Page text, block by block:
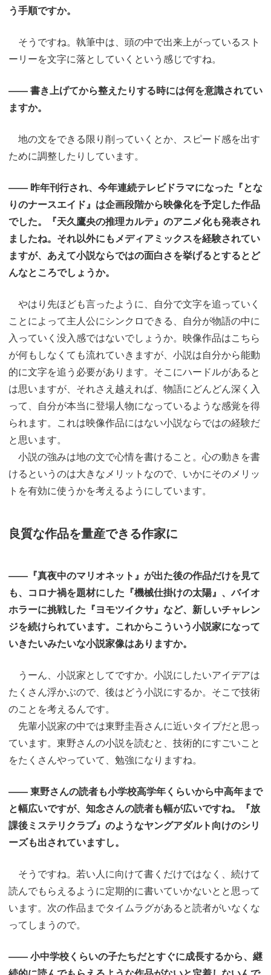
う手順ですか。
そうですね。執筆中は、頭の中で出来上がっているスト
ーリーを文字に落としていくという感じですね。
―― 書き上げてから整えたりする時には何を意識されてい
ますか。
地の文をできる限り削っていくとか、スピード感を出す
ために調整したりしています。
―― 昨年刊行され、今年連続テレビドラマになった『とな
りのナースエイド』は企画段階から映像化を予定した作品
でした。『天久鷹央の推理カルテ』のアニメ化も発表され
ましたね。それ以外にもメディアミックスを経験されてい
ますが、あえて小説ならではの面白さを挙げるとするとど
んなところでしょうか。
やはり先ほども言ったように、自分で文字を追っていく
ことによって主人公にシンクロできる、自分が物語の中に
入っていく没入感ではないでしょうか。映像作品はこちら
が何もしなくても流れていきますが、小説は自分から能動
的に文字を追う必要があります。そこにハードルがあると
は思いますが、それさえ越えれば、物語にどんどん深く入
って、自分が本当に登場人物になっているような感覚を得
られます。これは映像作品にはない小説ならではの経験だ
と思います。
小説の強みは地の文で心情を書けること。心の動きを書
けるというのは大きなメリットなので、いかにそのメリッ
トを有効に使うかを考えるようにしています。
良質な作品を量産できる作家に
――『真夜中のマリオネット』が出た後の作品だけを見て
も、コロナ禍を題材にした『機械仕掛けの太陽』、バイオ
ホラーに挑戦した『ヨモツイクサ』など、新しいチャレン
ジを続けられています。これからこういう小説家になって
いきたいみたいな小説家像はありますか。
うーん、小説家としてですか。小説にしたいアイデアは
たくさん浮かぶので、後はどう小説にするか。そこで技術
のことを考えるんです。
先輩小説家の中では東野圭吾さんに近いタイプだと思っ
ています。東野さんの小説を読むと、技術的にすごいこと
をたくさんやっていて、勉強になりますね。
―― 東野さんの読者も小学校高学年くらいから中高年まで
と幅広いですが、知念さんの読者も幅が広いですね。『放
課後ミステリクラブ』のようなヤングアダルト向けのシリ
ーズも出されていますし。
そうですね。若い人に向けて書くだけではなく、続けて
読んでもらえるように定期的に書いていかないとと思って
います。次の作品までタイムラグがあると読者がいなくな
ってしまうので。
―― 小中学校くらいの子たちだとすぐに成長するから、継